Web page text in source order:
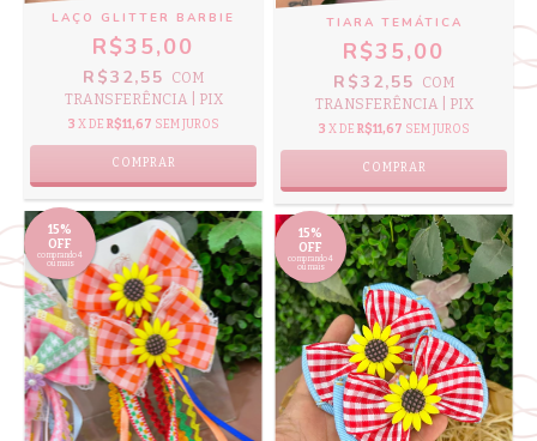
LAÇO GLITTER BARBIE
R$35,00
R$32,55
COM
TRANSFERÊNCIA | PIX
3 X DE R$11,67 SEM JUROS
COMPRAR
TIARA TEMÁTICA
R$35,00
R$32,55
COM
TRANSFERÊNCIA | PIX
3 X DE R$11,67 SEM JUROS
COMPRAR
15%
OFF
comprando 4
ou mais
15%
OFF
comprando 4
ou mais